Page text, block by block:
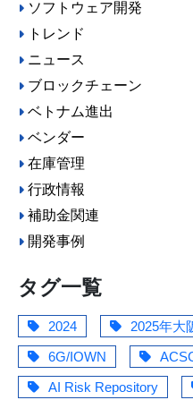
ソフトウェア開発
トレンド
ニュース
ブロックチェーン
ベトナム進出
ベンダー
在庫管理
行政情報
補助金関連
開発事例
タグ一覧
2024 2025年大
6G/IOWN
AI Risk Repository